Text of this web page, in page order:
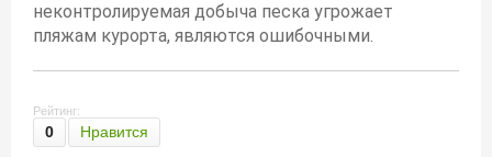
неконтролируемая добыча песка угрожает
пляжам курорта, являются ошибочными.
Рейтинг:
0 Нравится